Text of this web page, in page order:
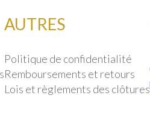
AUTRES
Politique de confidentialité
Remboursements et retours
Lois et règlements des clôtures